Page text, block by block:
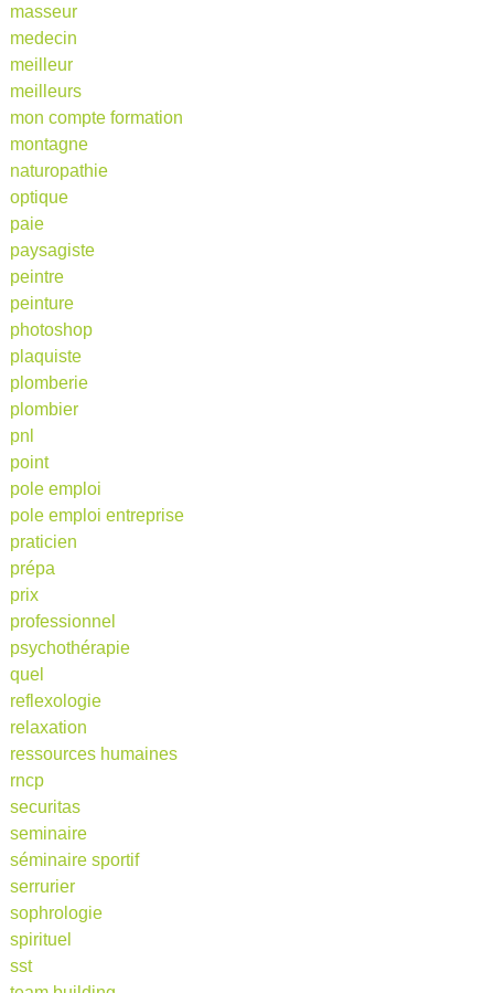
masseur
medecin
meilleur
meilleurs
mon compte formation
montagne
naturopathie
optique
paie
paysagiste
peintre
peinture
photoshop
plaquiste
plomberie
plombier
pnl
point
pole emploi
pole emploi entreprise
praticien
prépa
prix
professionnel
psychothérapie
quel
reflexologie
relaxation
ressources humaines
rncp
securitas
seminaire
séminaire sportif
serrurier
sophrologie
spirituel
sst